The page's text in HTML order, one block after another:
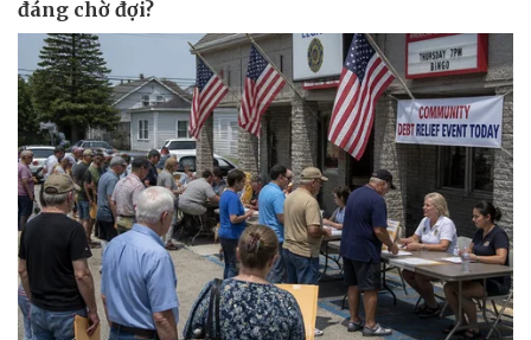
Thể thao
Bóng đá
Lịch thi đấu bóng đá
Thế giới thể thao
eSports
Ô tô - Xe máy
Ô tô
Xe máy
Tư vấn